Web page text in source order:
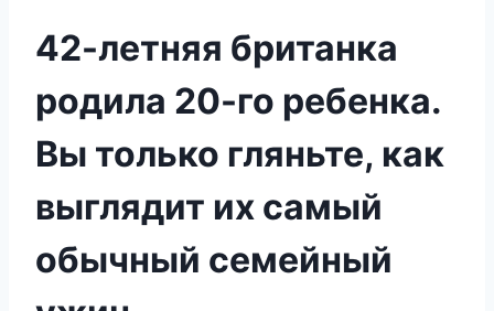
42-летняя британка
родила 20-го ребенка.
Вы только гляньте, как
выглядит их самый
обычный семейный